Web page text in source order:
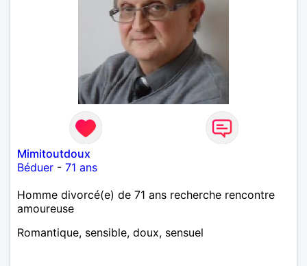
Mimitoutdoux
Béduer - 71 ans
Homme divorcé(e) de 71 ans recherche rencontre
amoureuse
Romantique, sensible, doux, sensuel